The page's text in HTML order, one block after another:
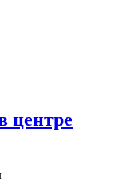
центре